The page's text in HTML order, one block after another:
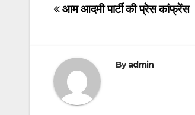
Post
आम आदमी पार्टी की प्रेस कांफ्रेंस
Byadmin